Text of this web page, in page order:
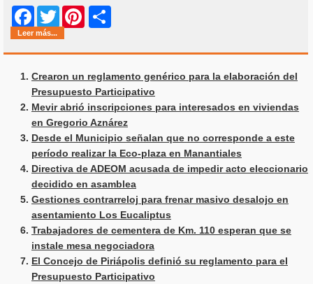
Facebook
Twitter Pinterest
Leer más...
Crearon un reglamento genérico para la elaboración del
Presupuesto Participativo
Mevir abrió inscripciones para interesados en viviendas
en Gregorio Aznárez
Desde el Municipio señalan que no corresponde a este
período realizar la Eco-plaza en Manantiales
Directiva de ADEOM acusada de impedir acto eleccionario
decidido en asamblea
Gestiones contrarreloj para frenar masivo desalojo en
asentamiento Los Eucaliptus
Trabajadores de cementera de Km. 110 esperan que se
instale mesa negociadora
El Concejo de Piriápolis definió su reglamento para el
Presupuesto Participativo